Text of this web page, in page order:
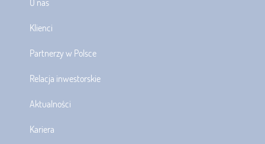
Klienci
Partnerzy w Polsce
Relacja inwestorskie
Aktualności
Kariera